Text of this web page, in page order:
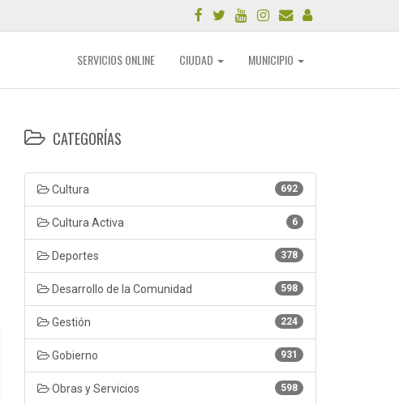
SERVICIOS ONLINE CIUDAD MUNICIPIO
CATEGORÍAS
692
Cultura
6
Cultura Activa
378
Deportes
598
Desarrollo de la Comunidad
224
Gestión
931
Gobierno
598
Obras y Servicios